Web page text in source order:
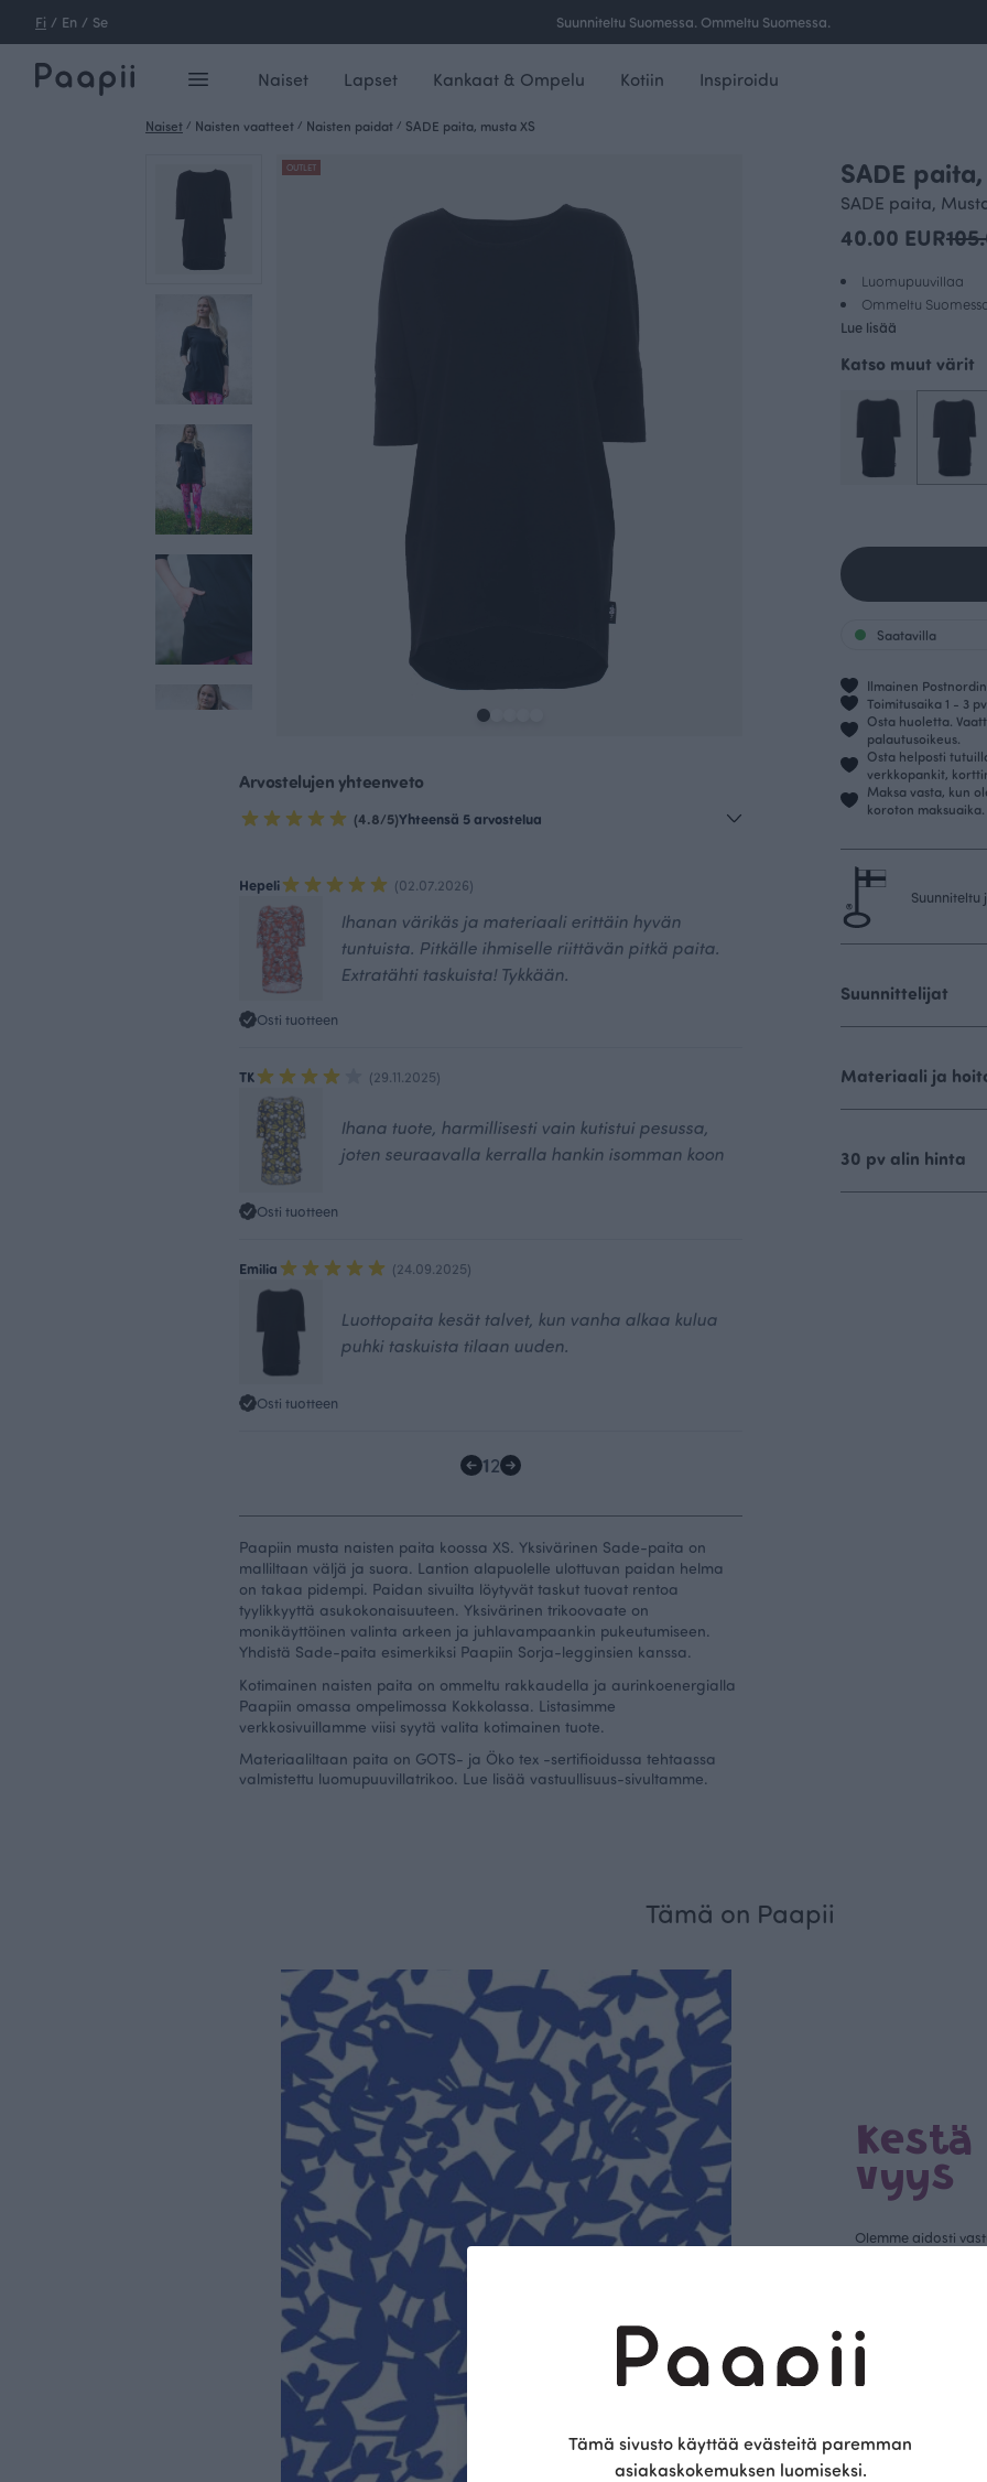
Fi / En / Se Ilmainen toimitus yli 100 € tilauksille Suomessa.
Naiset Lapset Kankaat & Ompelu Kotiin Inspiroidu
Naiset / Naisten vaatteet / Naisten paidat / SADE paita, musta XS
OUTLET
Arvostelujen yhteenveto
(4.8/5)Yhteensä 5 arvostelua
Hepeli (02.07.2026)
Ihanan värikäs ja materiaali erittäin hyvän
tuntuista. Pitkälle ihmiselle riittävän pitkä paita.
Extratähti taskuista! Tykkään.
Osti tuotteen
TK (29.11.2025)
Ihana tuote, harmillisesti vain kutistui pesussa,
joten seuraavalla kerralla hankin isomman koon
Osti tuotteen
Emilia (24.09.2025)
Luottopaita kesät talvet, kun vanha alkaa kulua
puhki taskuista tilaan uuden.
Osti tuotteen
12
Paapiin musta naisten paita koossa XS. Yksivärinen Sade-paita on
malliltaan väljä ja suora. Lantion alapuolelle ulottuvan paidan helma
on takaa pidempi. Paidan sivuilta löytyvät taskut tuovat rentoa
tyylikkyyttä asukokonaisuuteen. Yksivärinen trikoovaate on
monikäyttöinen valinta arkeen ja juhlavampaankin pukeutumiseen.
Yhdistä Sade-paita esimerkiksi Paapiin Sorja-legginsien kanssa.
Kotimainen naisten paita on ommeltu rakkaudella ja aurinkoenergialla
Paapiin omassa ompelimossa Kokkolassa. Listasimme
verkkosivuillamme viisi syytä valita kotimainen tuote.
Materiaaliltaan paita on GOTS- ja Öko tex -sertifioidussa tehtaassa
valmistettu luomupuuvillatrikoo. Lue lisää vastuullisuus-sivultamme.
SADE
SADE paita,
40.00 EUR
Luomupuuvillaa
Ommeltu
Lue lisää
Katso muut värit
Saatavilla
Ilmainen
Toimitusaika 1 - 3 pv
Osta huoletta.
palautusoikeus.
Osta helposti
verkkopankit,
Maksa vasta, kun
koroton maksuaika.
Suunniteltu
Suunnittelijat
Materiaali ja
30 pv alin hinta
Tämä on Paapii
Kestä
vyys
Olemme aidosti
kotimainen
vain GOTS- ja
luomupuuvillaa ja
kaikki vaatteet
kertoo Avainlippu-
Tämä sivusto käyttää evästeitä paremman
asiakaskokemuksen luomiseksi.